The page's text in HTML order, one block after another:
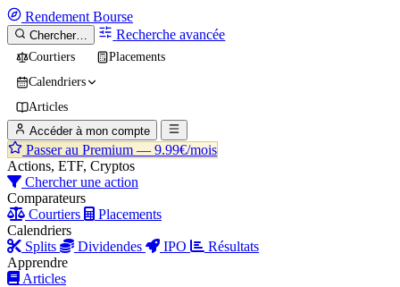
Rendement Bourse
Chercher… Recherche avancée
Courtiers
Placements
Calendriers
Articles
Accéder à mon compte
Passer au Premium — 9.99€/mois
Actions, ETF, Cryptos
Chercher une action
Comparateurs
Courtiers
Placements
Calendriers
Splits
Dividendes IPO
Résultats
Apprendre
Articles